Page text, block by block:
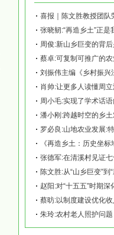
刘振伟主编《乡村振兴
罗必良:山地农业发展:
张德军:在清溪村见证
赵阳:对“十五五”时期
蔡昉:以制度建设优化
朱玲:农村老人照护问题